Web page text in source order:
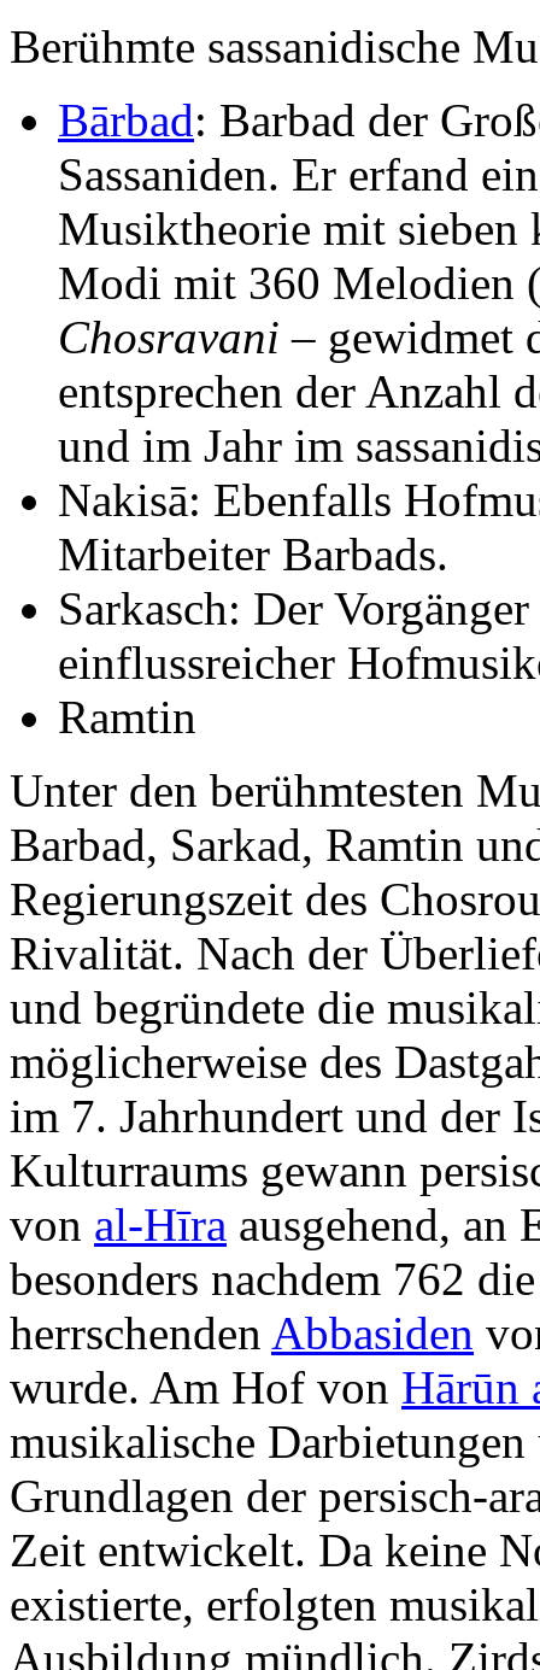
Berühmte sassanidische
Bārbad: Barbad der
Sassaniden. Er erfand
Musiktheorie mit sieben
Modi mit 360 Melodien
Chosravani – gewidmet
entsprechen der Anzahl
und im Jahr im
Nakisā: Ebenfalls
Mitarbeiter Barbads.
Sarkasch: Der
einflussreicher
Ramtin
Unter den berühmtesten
Barbad, Sarkad, Ramtin
Regierungszeit des
Rivalität. Nach der
und begründete die
möglicherweise des
im 7. Jahrhundert und der
Kulturraums gewann
von al-Hīra ausgehend, an
besonders nachdem 762
herrschenden Abbasiden
wurde. Am Hof von Hārūn
musikalische
Grundlagen der persisch-
Zeit entwickelt. Da keine
existierte, erfolgten
Ausbildung mündlich.